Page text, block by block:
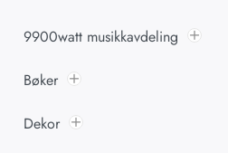
9900watt musikkavdeling
Bøker
Dekor